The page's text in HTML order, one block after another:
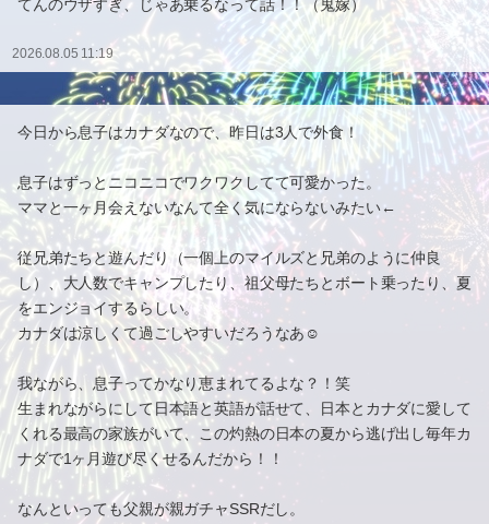
てんのウザすぎ、じゃあ乗るなって話！！（鬼嫁）
2026.08.05 11:19
今日から息子はカナダなので、昨日は3人で外食！
息子はずっとニコニコでワクワクしてて可愛かった。
ママと一ヶ月会えないなんて全く気にならないみたい←
従兄弟たちと遊んだり（一個上のマイルズと兄弟のように仲良
し）、大人数でキャンプしたり、祖父母たちとボート乗ったり、夏
をエンジョイするらしい。
カナダは涼しくて過ごしやすいだろうなあ☺️
我ながら、息子ってかなり恵まれてるよな？！笑
生まれながらにして日本語と英語が話せて、日本とカナダに愛して
くれる最高の家族がいて、この灼熱の日本の夏から逃げ出し毎年カ
ナダで1ヶ月遊び尽くせるんだから！！
なんといっても父親が親ガチャSSRだし。